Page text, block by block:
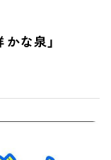
な泉」